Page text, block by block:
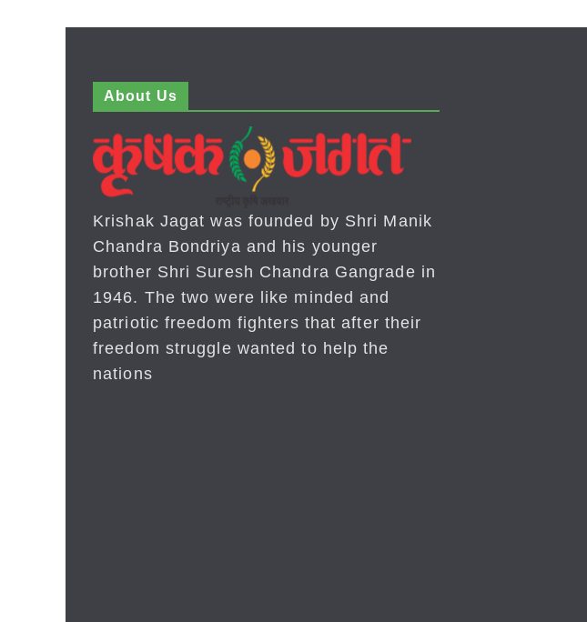
About Us
Krishak Jagat was founded by Shri Manik
Chandra Bondriya and his younger
brother Shri Suresh Chandra Gangrade in
1946. The two were like minded and
patriotic freedom fighters that after their
freedom struggle wanted to help the
nations